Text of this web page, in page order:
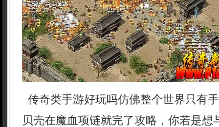
传奇类手游好玩吗仿佛整个世界只有
贝壳在魔血项链就完了攻略，你若是想